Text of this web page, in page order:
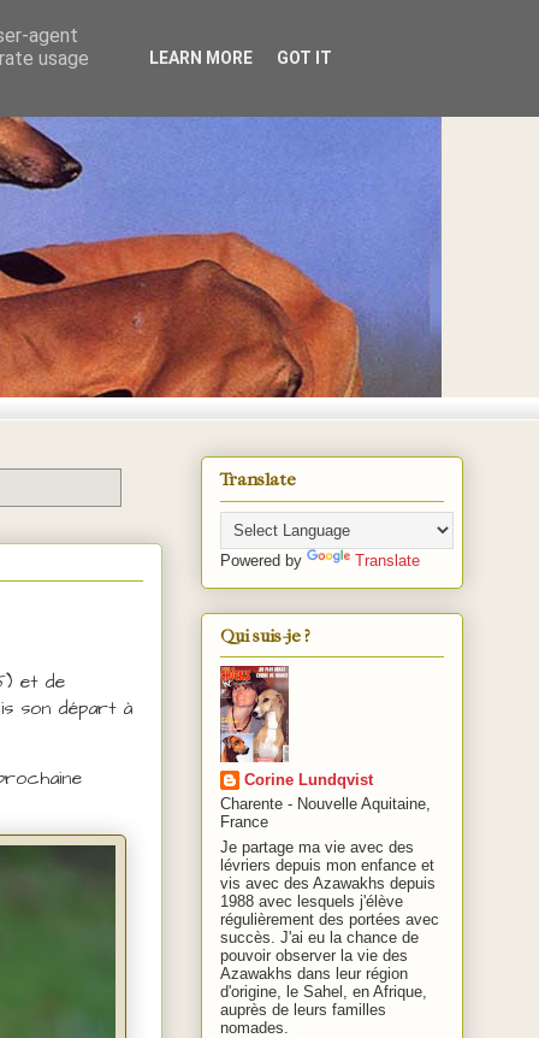
et de
son départ à
Translate
Powered by Translate
Qui suis-je ?
Corine Lundqvist
Charente - Nouvelle Aquitaine,
France
Je partage ma vie avec des
lévriers depuis mon enfance et
vis avec des Azawakhs depuis
1988 avec lesquels j'élève
régulièrement des portées avec
succès. J'ai eu la chance de
pouvoir observer la vie des
Azawakhs dans leur région
d'origine, le Sahel, en Afrique,
auprès de leurs familles
nomades.
agent
usage
LEARN MORE GOT IT